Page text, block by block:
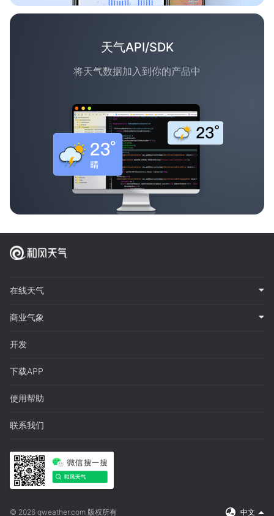
天气API/SDK
将天气数据加入到你的产品中
在线天气
商业气象
开发
下载APP
使用帮助
联系我们
© 2026 qweather.com 版权所有 中文